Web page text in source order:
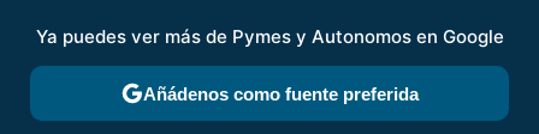
FISCALIDAD Y CONTABILIDAD KIT DIGITAL RENTA
Ya puedes ver más de Pymes y Autonomos en Google
Añádenos como fuente preferida